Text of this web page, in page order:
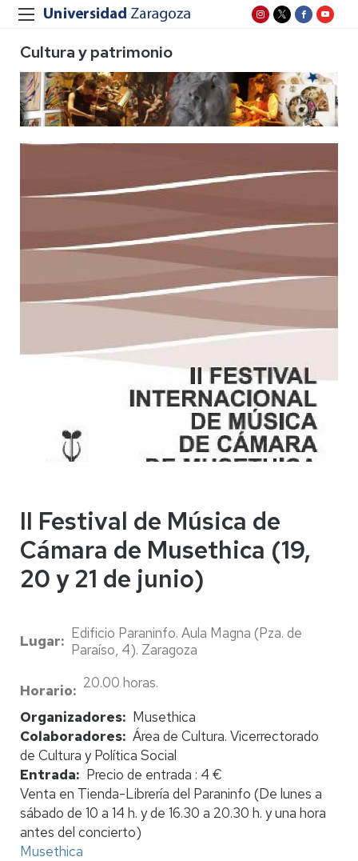
Cultura y patrimonio
II Festival de Música de
Cámara de Musethica (19,
20 y 21 de junio)
Lugar
Edificio Paraninfo. Aula Magna (Pza. de
Paraíso, 4). Zaragoza
Horario
20.00 horas.
Organizadores
Musethica
Colaboradores Área de Cultura. Vicerrectorado
de Cultura y Política Social
Entrada
Precio de entrada : 4 €
Venta en Tienda-Librería del Paraninfo (De lunes a
sábado de 10 a 14 h. y de 16.30 a 20.30 h. y una hora
antes del concierto)
Musethica